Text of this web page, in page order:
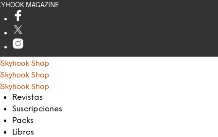
MAGAZINE
Revistas
Suscripciones
Packs
Libros